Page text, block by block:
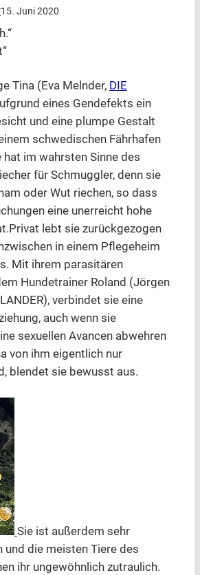
15. Juni 2020
Tina (Eva Melnder, DIE
eines Gendefekts ein
und eine plumpe Gestalt
schwedischen Fährhafen
hat im wahrsten Sinne des
für Schmuggler, denn sie
oder Wut riechen, so dass
eine unerreicht hohe
lebt sie zurückgezogen
in einem Pflegeheim
Mit ihrem parasitären
Hundetrainer Roland (Jörgen
verbindet sie eine
auch wenn sie
sexuellen Avancen abwehren
von ihm eigentlich nur
blendet sie bewusst aus.
Sie ist außerdem sehr
und die meisten Tiere des
ihr ungewöhnlich zutraulich.